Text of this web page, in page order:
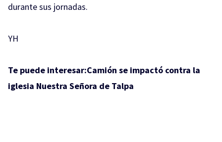
durante sus jornadas.
YH
Te puede interesar:Camión se impactó contra la
iglesia Nuestra Señora de Talpa